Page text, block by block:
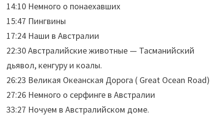
14:10 Немного о понаехавших
15:47 Пингвины
17:24 Наши в Австралии
22:30 Австралийские животные — Тасманийский
дьявол, кенгуру и коалы.
26:23 Великая Океанская Дорога ( Great Ocean Road)
27:26 Немного о серфинге в Австралии
33:27 Ночуем в Австралийском доме.